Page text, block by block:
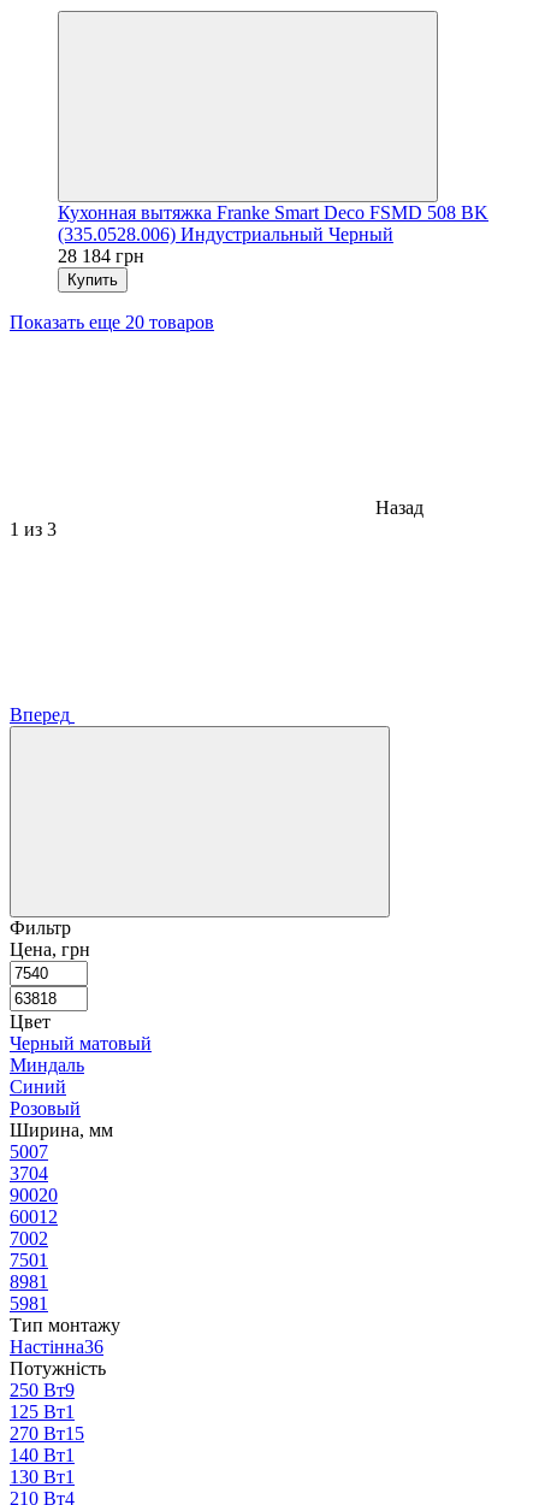
Кухонная вытяжка Franke Smart Deco FSMD 508 BK
(335.0528.006) Индустриальный Черный
28 184 грн
Купить
Показать еще 20 товаров
Назад
1 из 3
Вперед
Фильтр
Цена, грн
Цвет
Черный матовый
Миндаль
Синий
Розовый
Ширина, мм
5007
3704
90020
60012
7002
7501
8981
5981
Тип монтажу
Настінна36
Потужність
250 Вт9
125 Вт1
270 Вт15
140 Вт1
130 Вт1
210 Вт4